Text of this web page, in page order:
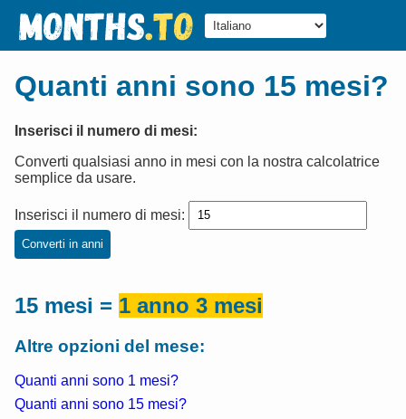
Quanti anni sono 15 mesi?
Inserisci il numero di mesi:
Converti qualsiasi anno in mesi con la nostra calcolatrice
semplice da usare.
Inserisci il numero di mesi:
Converti in anni
15 mesi = 1 anno 3 mesi
Altre opzioni del mese:
Quanti anni sono 1 mesi?
Quanti anni sono 15 mesi?